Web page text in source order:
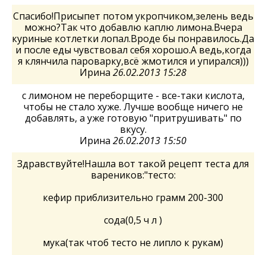
Спасибо!Присыпет потом укропчиком,зелень ведь
можно?Так что добавлю каплю лимона.Вчера
куриные котлетки лопал.Вроде бы понравилось.Да
и после еды чувствовал себя хорошо.А ведь,когда
я клянчила пароварку,всё жмотился и упирался)))
Ирина 26.02.2013 15:28
с лимоном не переборщите - все-таки кислота,
чтобы не стало хуже. Лучше вообще ничего не
добавлять, а уже готовую "притрушивать" по
вкусу.
Ирина 26.02.2013 15:50
Здравствуйте!Нашла вот такой рецепт теста для
вареников:"тесто:
кефир приблизительно грамм 200-300
сода(0,5 ч л )
мука(так чтоб тесто не липло к рукам)